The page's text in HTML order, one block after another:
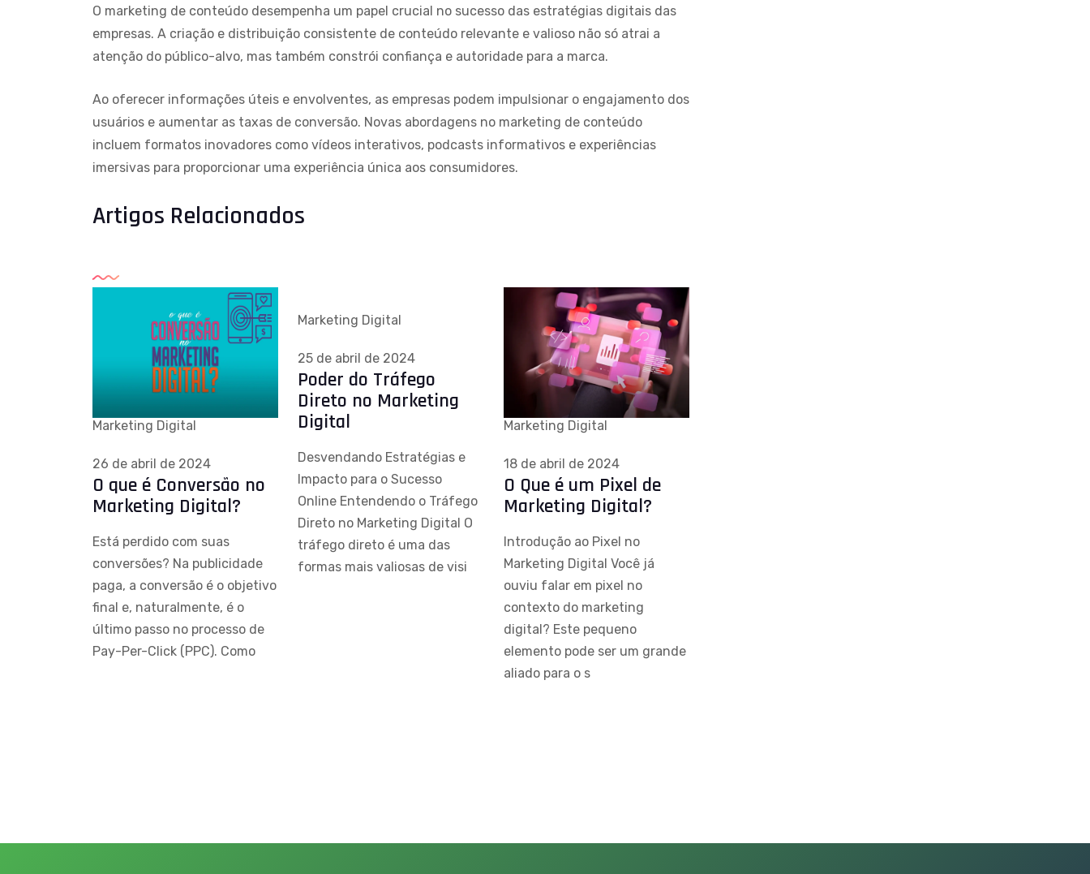
O marketing de conteúdo desempenha um papel crucial no sucesso das estratégias digitais das
empresas. A criação e distribuição consistente de conteúdo relevante e valioso não só atrai a
atenção do público-alvo, mas também constrói confiança e autoridade para a marca.
Ao oferecer informações úteis e envolventes, as empresas podem impulsionar o engajamento dos
usuários e aumentar as taxas de conversão. Novas abordagens no marketing de conteúdo
incluem formatos inovadores como vídeos interativos, podcasts informativos e experiências
imersivas para proporcionar uma experiência única aos consumidores.
Artigos Relacionados
Marketing Digital
26 de abril de 2024
O que é Conversão no
Marketing Digital?
Está perdido com suas
conversões? Na publicidade
paga, a conversão é o objetivo
final e, naturalmente, é o
último passo no processo de
Pay-Per-Click (PPC). Como
Marketing Digital
25 de abril de 2024
Poder do Tráfego
Direto no Marketing
Digital
Desvendando Estratégias e
Impacto para o Sucesso
Online Entendendo o Tráfego
Direto no Marketing Digital O
tráfego direto é uma das
formas mais valiosas de visi
Marketing Digital
18 de abril de 2024
O Que é um Pixel de
Marketing Digital?
Introdução ao Pixel no
Marketing Digital Você já
ouviu falar em pixel no
contexto do marketing
digital? Este pequeno
elemento pode ser um grande
aliado para o s